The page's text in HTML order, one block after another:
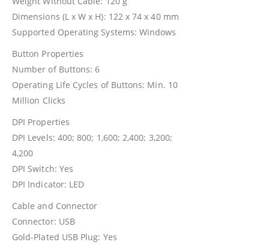
Dimensions (L x W x H): 122 x 74 x 40 mm
Supported Operating Systems: Windows
Button Properties
Number of Buttons: 6
Operating Life Cycles of Buttons: Min. 10
Million Clicks
DPI Properties
DPI Levels: 400; 800; 1,600; 2,400; 3,200;
4,200
DPI Switch: Yes
DPI Indicator: LED
Cable and Connector
Connector: USB
Gold-Plated USB Plug: Yes